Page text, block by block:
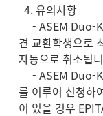
4. 유의사항
- ASEM Duo-
견 교환학생으로
자동으로 취소됩
- ASEM Duo-
를 이루어 신청하
이 있을 경우